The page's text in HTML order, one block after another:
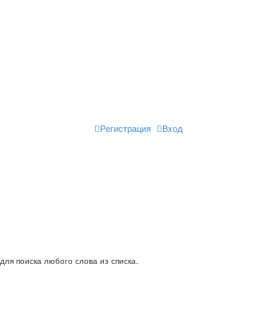
Вход
Регистрация
для поиска любого слова из списка.